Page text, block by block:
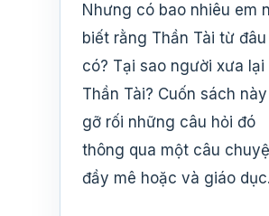
Nhưng có bao nhiêu em
biết rằng Thần Tài từ đâu
có? Tại sao người xưa lại
Thần Tài? Cuốn sách
gỡ rối những câu hỏi đó
thông qua một câu
đầy mê hoặc và giáo dục.